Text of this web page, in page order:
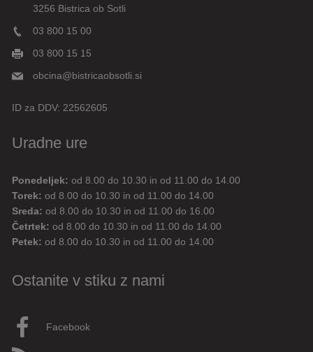
3256 Bistrica ob Sotli
03 800 15 00
03 800 15 15
obcina@bistricaobsotli.si
ID za DDV: 22562605
Uradne ure
Ponedeljek: od 8.00 do 10.30 in od 11.00 do 14.00
Torek: od 8.00 do 10.30 in od 11.00 do 14.00
Sreda: od 8.00 do 10.30 in od 11.00 do 16.00
Četrtek: od 8.00 do 10.30 in od 11.00 do 14.00
Petek: od 8.00 do 10.30 in od 11.00 do 14.00
Ostanite v stiku z nami
Facebook
Digitalni pomočnik
Aktualne novice Aktualne cestne zapore
Dovolilnice za parkiranje